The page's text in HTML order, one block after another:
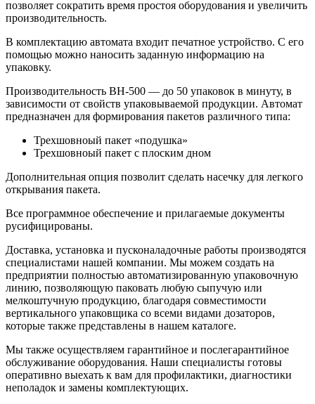
позволяет сократить время простоя оборудования и увеличить
производительность.
В комплектацию автомата входит печатное устройство. С его
помощью можно наносить заданную информацию на
упаковку.
Производительность ВН-500 — до 50 упаковок в минуту, в
зависимости от свойств упаковываемой продукции. Автомат
предназначен для формирования пакетов различного типа:
Трехшовноый пакет «подушка»
Трехшовноый пакет с плоским дном
Дополнительная опция позволит сделать насечку для легкого
открывания пакета.
Все программное обеспечение и прилагаемые документы
русифицированы.
Доставка, установка и пусконаладочные работы производятся
специалистами нашей компании. Мы можем создать на
предприятии полностью автоматизированную упаковочную
линию, позволяющую паковать любую сыпучую или
мелкоштучную продукцию, благодаря совместимости
вертикального упаковщика со всеми видами дозаторов,
которые также представлены в нашем каталоге.
Мы также осуществляем гарантийное и послегарантийное
обслуживание оборудования. Наши специалисты готовы
оперативно выехать к вам для профилактики, диагностики
неполадок и замены комплектующих.